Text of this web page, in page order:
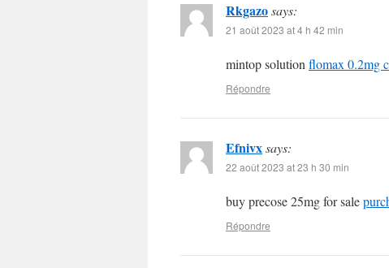
Rkgazosays:
21 août 2023 at 4 h 42 min
mintop solution flomax 0.2mg
Répondre
Efnivxsays:
22 août 2023 at 23 h 30 min
buy precose 25mg for sale
Répondre